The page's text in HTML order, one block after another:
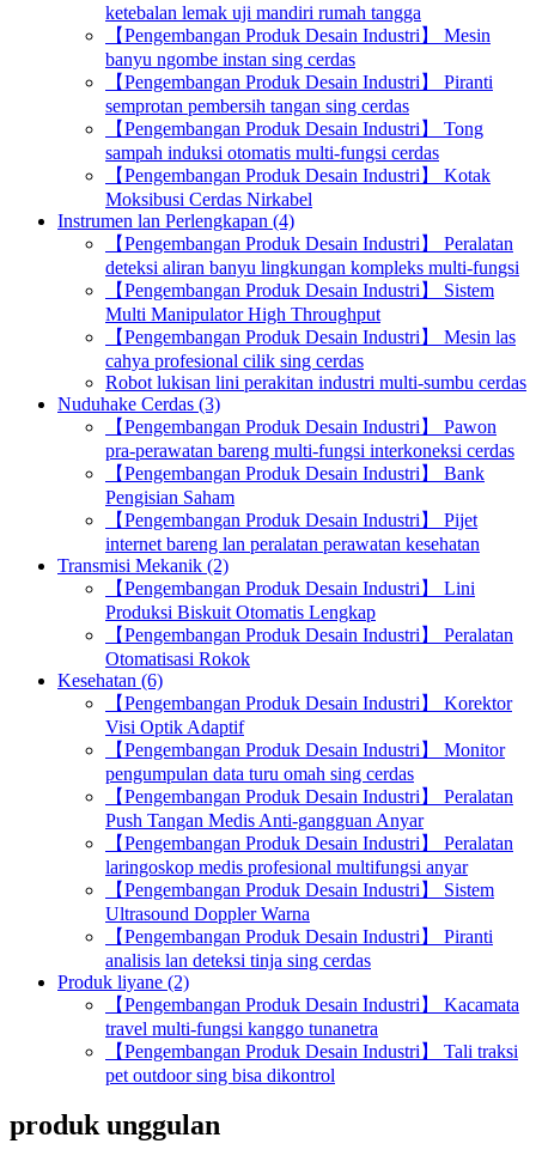
ketebalan lemak uji mandiri rumah tangga
【Pengembangan Produk Desain Industri】 Mesin
banyu ngombe instan sing cerdas
【Pengembangan Produk Desain Industri】 Piranti
semprotan pembersih tangan sing cerdas
【Pengembangan Produk Desain Industri】 Tong
sampah induksi otomatis multi-fungsi cerdas
【Pengembangan Produk Desain Industri】 Kotak
Moksibusi Cerdas Nirkabel
Instrumen lan Perlengkapan (4)
【Pengembangan Produk Desain Industri】 Peralatan
deteksi aliran banyu lingkungan kompleks multi-fungsi
【Pengembangan Produk Desain Industri】 Sistem
Multi Manipulator High Throughput
【Pengembangan Produk Desain Industri】 Mesin las
cahya profesional cilik sing cerdas
Robot lukisan lini perakitan industri multi-sumbu cerdas
Nuduhake Cerdas (3)
【Pengembangan Produk Desain Industri】 Pawon
pra-perawatan bareng multi-fungsi interkoneksi cerdas
【Pengembangan Produk Desain Industri】 Bank
Pengisian Saham
【Pengembangan Produk Desain Industri】 Pijet
internet bareng lan peralatan perawatan kesehatan
Transmisi Mekanik (2)
【Pengembangan Produk Desain Industri】 Lini
Produksi Biskuit Otomatis Lengkap
【Pengembangan Produk Desain Industri】 Peralatan
Otomatisasi Rokok
Kesehatan (6)
【Pengembangan Produk Desain Industri】 Korektor
Visi Optik Adaptif
【Pengembangan Produk Desain Industri】 Monitor
pengumpulan data turu omah sing cerdas
【Pengembangan Produk Desain Industri】 Peralatan
Push Tangan Medis Anti-gangguan Anyar
【Pengembangan Produk Desain Industri】 Peralatan
laringoskop medis profesional multifungsi anyar
【Pengembangan Produk Desain Industri】 Sistem
Ultrasound Doppler Warna
【Pengembangan Produk Desain Industri】 Piranti
analisis lan deteksi tinja sing cerdas
Produk liyane (2)
【Pengembangan Produk Desain Industri】 Kacamata
travel multi-fungsi kanggo tunanetra
【Pengembangan Produk Desain Industri】 Tali traksi
pet outdoor sing bisa dikontrol
produk unggulan